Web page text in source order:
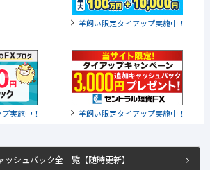
ッシュバック全一覧【随時更新】
羊飼い限定タイアップ実施中！
実施中！ 羊飼い限定タイアップ実施中！